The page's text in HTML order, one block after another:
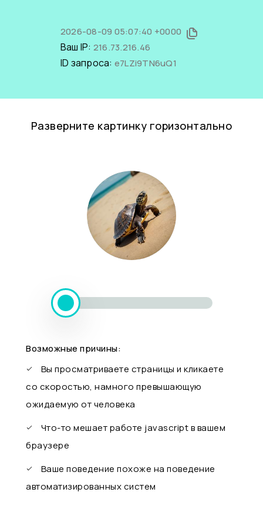
2026-08-09 05:07:40 +0000
Ваш IP: 216.73.216.46
ID запроса: e7LZi9TN6uQ1
Разверните картинку горизонтально
Возможные причины:
Вы просматриваете страницы и кликаете
со скоростью, намного превышающую
ожидаемую от человека
Что-то мешает работе javascript в вашем
браузере
Ваше поведение похоже на поведение
автоматизированных систем